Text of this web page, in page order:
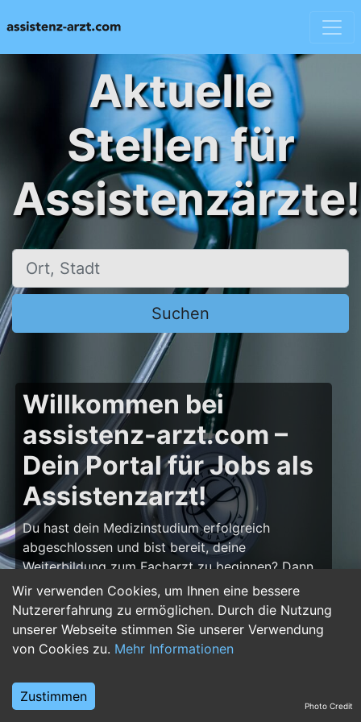
Wir verwenden Cookies, um Ihnen eine bessere
Nutzererfahrung zu ermöglichen. Durch die Nutzung
unserer Webseite stimmen Sie unserer Verwendung
von Cookies zu. Mehr Informationen
Zustimmen
Aktuelle
Stellen für
Assistenzärzte!
Ort, Stadt
Suchen
Willkommen bei
assistenz-arzt.com –
Dein Portal für Jobs als
Assistenzarzt!
Du hast dein Medizinstudium erfolgreich
abgeschlossen und bist bereit, deine
Weiterbildung zum Facharzt zu beginnen? Dann
bist du aufassistenz-arzt.comgenau richtig!
Hier findest du zahlreiche Stellenangebote für
Assistenzärzte in allen Fachrichtungen – von der
Inneren Medizin über die Chirurgie bis hin zur
deine Karriere im Arztberuf und finde die
passende Klinik oder Praxis für deinen nächstenPhoto Credit